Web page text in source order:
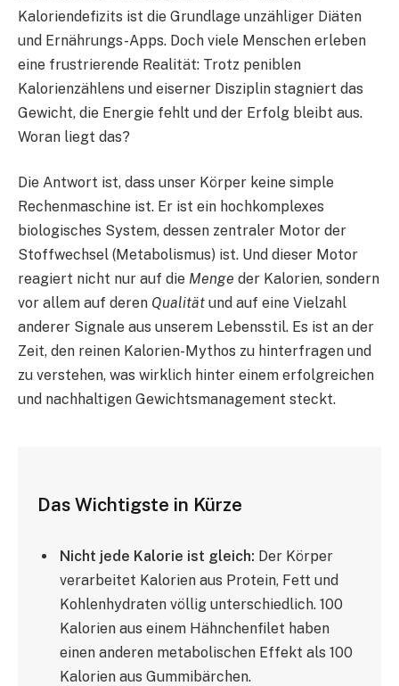
Kaloriendefizits ist die Grundlage unzähliger Diäten
und Ernährungs-Apps. Doch viele Menschen erleben
eine frustrierende Realität: Trotz peniblen
Kalorienzählens und eiserner Disziplin stagniert das
Gewicht, die Energie fehlt und der Erfolg bleibt aus.
Woran liegt das?
Die Antwort ist, dass unser Körper keine simple
Rechenmaschine ist. Er ist ein hochkomplexes
biologisches System, dessen zentraler Motor der
Stoffwechsel (Metabolismus) ist. Und dieser Motor
reagiert nicht nur auf die Menge der Kalorien, sondern
vor allem auf deren Qualität und auf eine Vielzahl
anderer Signale aus unserem Lebensstil. Es ist an der
Zeit, den reinen Kalorien-Mythos zu hinterfragen und
zu verstehen, was wirklich hinter einem erfolgreichen
und nachhaltigen Gewichtsmanagement steckt.
Das Wichtigste in Kürze
Nicht jede Kalorie ist gleich: Der Körper
verarbeitet Kalorien aus Protein, Fett und
Kohlenhydraten völlig unterschiedlich. 100
Kalorien aus einem Hähnchenfilet haben
einen anderen metabolischen Effekt als 100
Kalorien aus Gummibärchen.